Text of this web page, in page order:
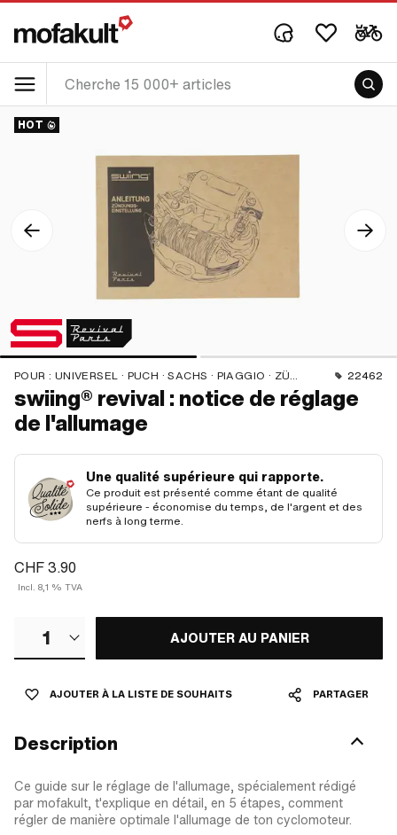
HOT
POUR : UNIVERSEL · PUCH · SACHS · PIAGGIO · ZÜNDAPP BELMONDO 22462
swiing® revival : notice de réglage
de l'allumage
Une qualité supérieure qui rapporte.
Ce produit est présenté comme étant de qualité
supérieure - économise du temps, de l'argent et des
nerfs à long terme.
CHF 3.90
Incl. 8,1 % TVA
1 AJOUTER AU PANIER
AJOUTER À LA LISTE DE SOUHAITS PARTAGER
Description
Ce guide sur le réglage de l'allumage, spécialement rédigé
par mofakult, t'explique en détail, en 5 étapes, comment
régler de manière optimale l'allumage de ton cyclomoteur.